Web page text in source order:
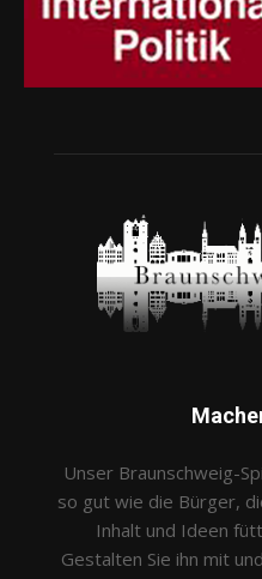
Unser Braunschweig-
so gut wie die Bürger,
Inhalt und Ideen
Gestalten Sie ihn mit